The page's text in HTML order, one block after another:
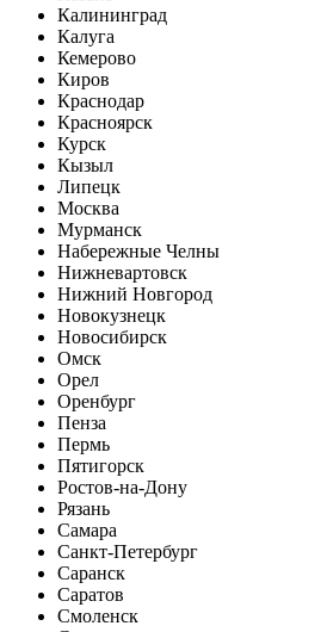
Калининград
Калуга
Кемерово
Киров
Краснодар
Красноярск
Курск
Кызыл
Липецк
Москва
Мурманск
Набережные Челны
Нижневартовск
Нижний Новгород
Новокузнецк
Новосибирск
Омск
Орел
Оренбург
Пенза
Пермь
Пятигорск
Ростов-на-Дону
Рязань
Самара
Санкт-Петербург
Саранск
Саратов
Смоленск